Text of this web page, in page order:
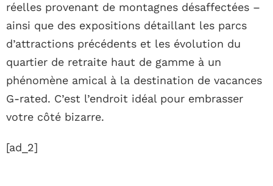
réelles provenant de montagnes désaffectées –
ainsi que des expositions détaillant les parcs
d’attractions précédents et les évolution du
quartier de retraite haut de gamme à un
phénomène amical à la destination de vacances
G-rated. C’est l’endroit idéal pour embrasser
votre côté bizarre.
[ad_2]